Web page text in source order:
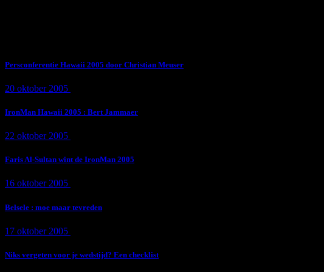
Persconferentie Hawaii 2005 door Christian Meuser
20 oktober 2005
IronMan Hawaii 2005 : Bert Jammaer
22 oktober 2005
Faris Al-Sultan wint de IronMan 2005
16 oktober 2005
Belsele : moe maar tevreden
17 oktober 2005
Niks vergeten voor je wedstijd? Een checklist